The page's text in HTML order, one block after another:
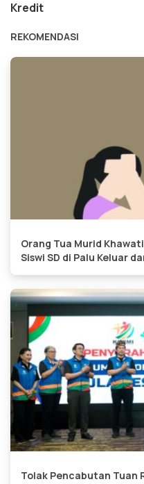
Kredit
REKOMENDASI
Orang Tua Murid
Siswi SD di Palu Keluar
Tolak Pencabutan Tuan